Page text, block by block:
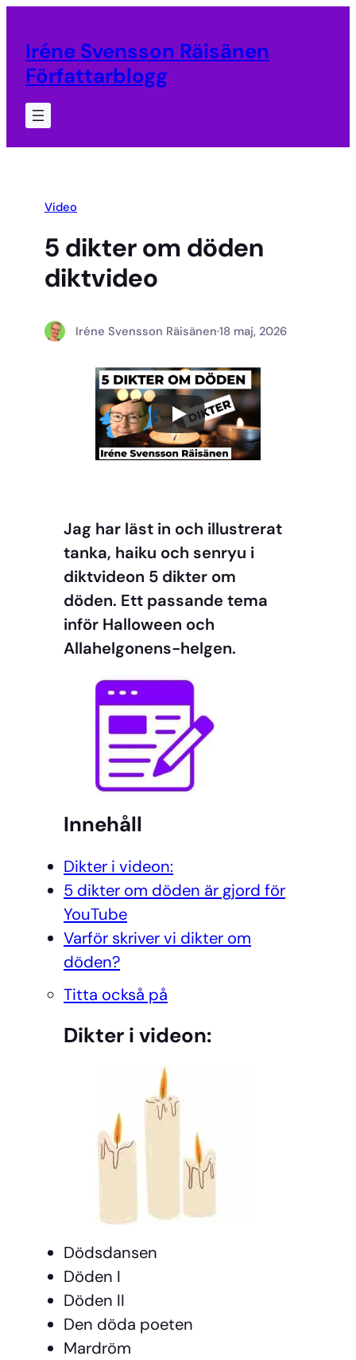
innehåll
Iréne Svensson Räisänen
Författarblogg
Video
5 dikter om döden
diktvideo
Iréne Svensson Räisänen·18 maj, 2026
Jag har läst in och illustrerat
tanka, haiku och senryu i
diktvideon 5 dikter om
döden. Ett passande tema
inför Halloween och
Allahelgonens-helgen.
Innehåll
Dikter i videon:
5 dikter om döden är gjord för
YouTube
Varför skriver vi dikter om
döden?
Titta också på
Dikter i videon:
Dödsdansen
Döden I
Döden II
Den döda poeten
Mardröm